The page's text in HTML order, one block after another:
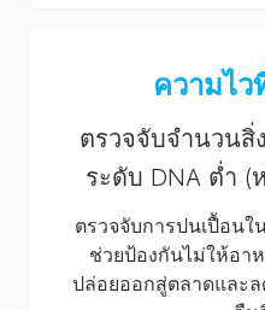
ความไว
ตรวจจับจำนวนสิ่
ระดับ DNA ต่ำ (
ตรวจจับการปนเปื้อนใ
ช่วยป้องกันไม่ให้อา
ปล่อยออกสู่ตลาดและล